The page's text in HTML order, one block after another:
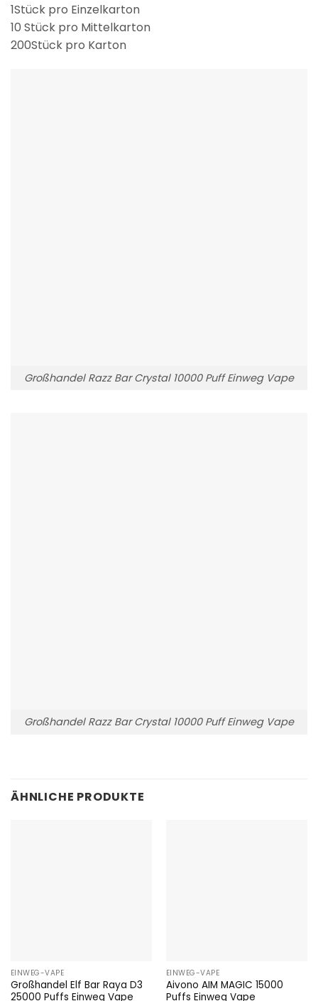
1Stück pro Einzelkarton
10 Stück pro Mittelkarton
200Stück pro Karton
Großhandel Razz Bar Crystal 10000 Puff Einweg Vape
Großhandel Razz Bar Crystal 10000 Puff Einweg Vape
ÄHNLICHE PRODUKTE
EINWEG-VAPE
Großhandel Elf Bar Raya D3
25000 Puffs Einweg Vape
EINWEG-VAPE
Aivono AIM MAGIC 15000
Puffs Einweg Vape